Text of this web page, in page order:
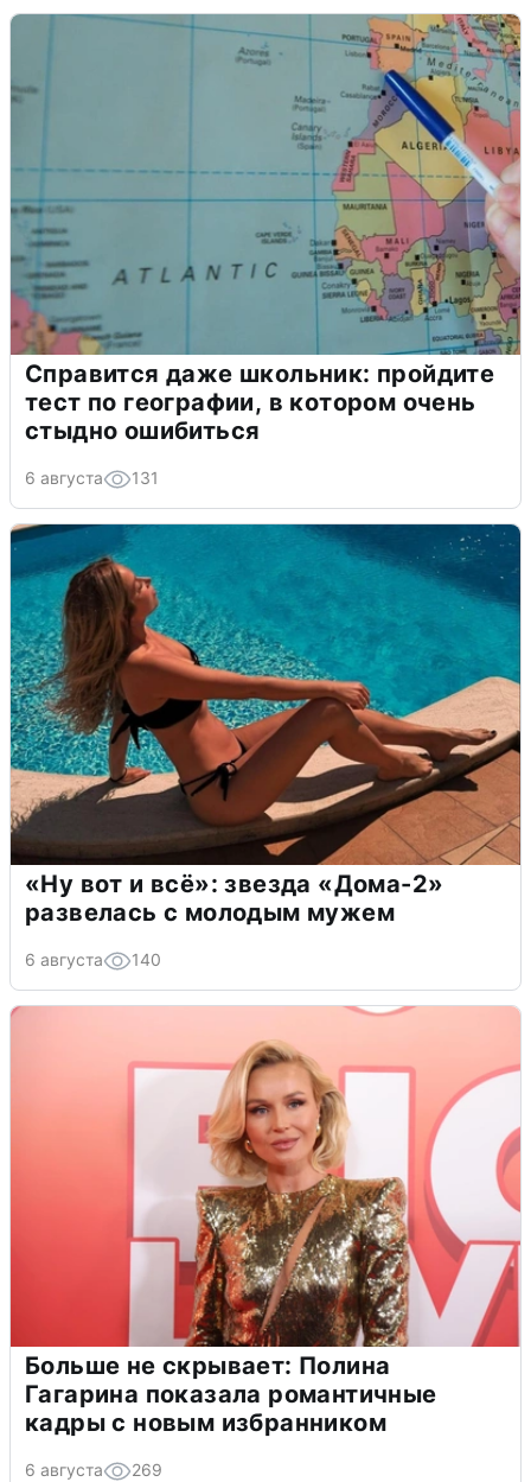
Справится даже школьник: пройдите
тест по географии, в котором очень
стыдно ошибиться
6 августа 131
«Ну вот и всё»: звезда «Дома-2»
развелась с молодым мужем
6 августа 140
Больше не скрывает: Полина
Гагарина показала романтичные
кадры с новым избранником
6 августа 269